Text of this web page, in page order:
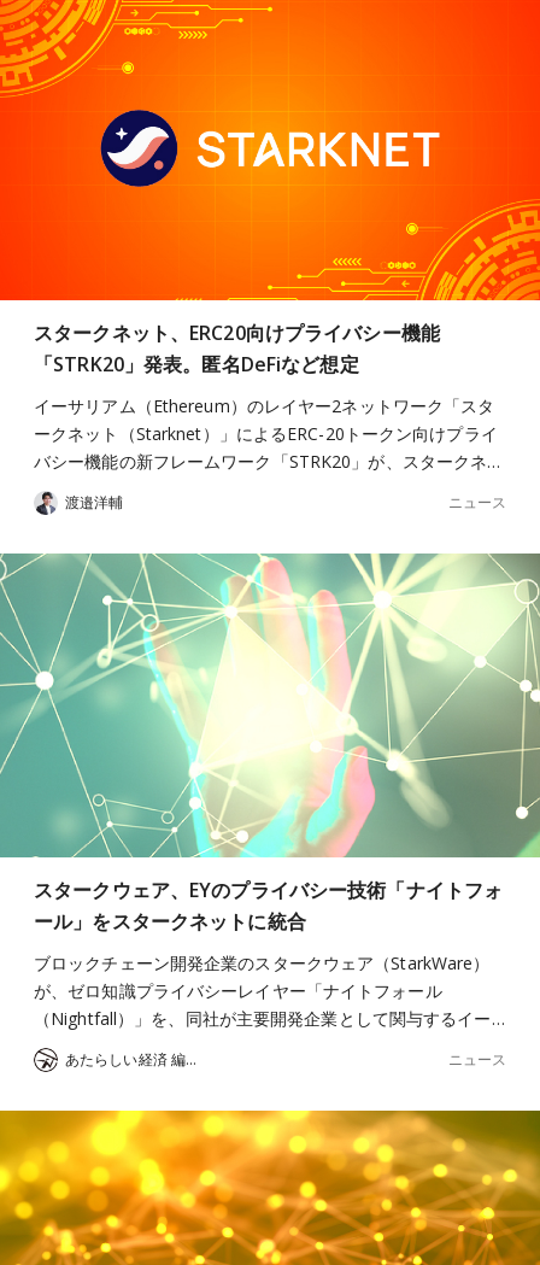
スタークネット、ERC20向けプライバシー機能
「STRK20」発表。匿名DeFiなど想定
イーサリアム（Ethereum）のレイヤー2ネットワーク「スタ
ークネット（Starknet）」によるERC-20トークン向けプライ
バシー機能の新フレームワーク「STRK20」が、スタークネ…
渡邉洋輔 ニュース
スタークウェア、EYのプライバシー技術「ナイトフォ
ール」をスタークネットに統合
ブロックチェーン開発企業のスタークウェア（StarkWare）
が、ゼロ知識プライバシーレイヤー「ナイトフォール
（Nightfall）」を、同社が主要開発企業として関与するイー…
あたらしい経済 編集部 ニュース